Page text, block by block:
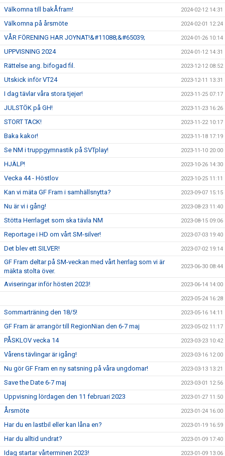
Välkomna till bakÅfram! 2024-02-12 14:31
Välkomna på årsmöte 2024-02-01 12:24
VÅR FÖRENING HAR JOYNAT!&#11088;&#65039; 2024-01-26 10:14
UPPVISNING 2024 2024-01-12 14:31
Rättelse ang. bifogad fil. 2023-12-12 08:52
Utskick inför VT24 2023-12-11 13:31
I dag tävlar våra stora tjejer! 2023-11-25 07:17
JULSTÖK på GH! 2023-11-23 16:26
STORT TACK! 2023-11-22 10:17
Baka kakor! 2023-11-18 17:19
Se NM i truppgymnastik på SVTplay! 2023-11-10 20:00
HJÄLP! 2023-10-26 14:30
Vecka 44 - Höstlov 2023-10-25 11:11
Kan vi mäta GF Fram i samhällsnytta? 2023-09-07 15:15
Nu är vi i gång! 2023-08-23 11:40
Stötta Herrlaget som ska tävla NM 2023-08-15 09:06
Reportage i HD om vårt SM-silver! 2023-07-03 19:40
Det blev ett SILVER! 2023-07-02 19:14
GF Fram deltar på SM-veckan med vårt herrlag som vi är
mäkta stolta över.
2023-06-30 08:44
Aviseringar inför hösten 2023! 2023-06-14 14:00
2023-05-24 16:28
Sommarträning den 18/5! 2023-05-16 14:11
GF Fram är arrangör till RegionNian den 6-7 maj 2023-05-02 11:17
PÅSKLOV vecka 14 2023-03-23 10:42
Vårens tävlingar är igång! 2023-03-16 12:00
Nu gör GF Fram en ny satsning på våra ungdomar! 2023-03-13 13:21
Save the Date 6-7 maj 2023-03-01 12:56
Uppvisning lördagen den 11 februari 2023 2023-01-27 11:50
Årsmöte 2023-01-24 16:00
Har du en lastbil eller kan låna en? 2023-01-19 16:59
Har du alltid undrat? 2023-01-09 17:40
Idag startar vårterminen 2023! 2023-01-09 13:06